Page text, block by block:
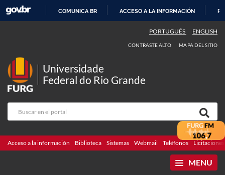
CONTENIDO
COMUNICA BR ACCESO A LA INFORMACIÓN
PORTUGUÊS ENGLISH
CONTRASTE ALTO MAPA DEL SITIO
Universidade
Federal do Rio Grande
Acceso a la información Biblioteca Sistemas Webmail Teléfonos Licitaciones
MENU